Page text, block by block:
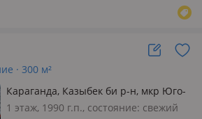
· 300 м²
Караганда, Казыбек би р-н, мкр Юго-
Восток, Улица Байтурсынова, 4а
1 этаж, 1990 г.п., состояние: cвежий